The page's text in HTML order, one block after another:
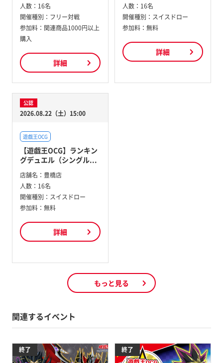
人数： 16名
開催種別： フリー対戦
参加料： 関連商品1000円以上
購入
詳細
人数： 16名
開催種別： スイスドロー
参加料： 無料
詳細
公認
2026.08.22（土）15:00
遊戯王OCG
【遊戯王OCG】ランキン
グデュエル（シングル...
店舗名： 豊橋店
人数： 16名
開催種別： スイスドロー
参加料： 無料
詳細
もっと見る
関連するイベント
終了 終了